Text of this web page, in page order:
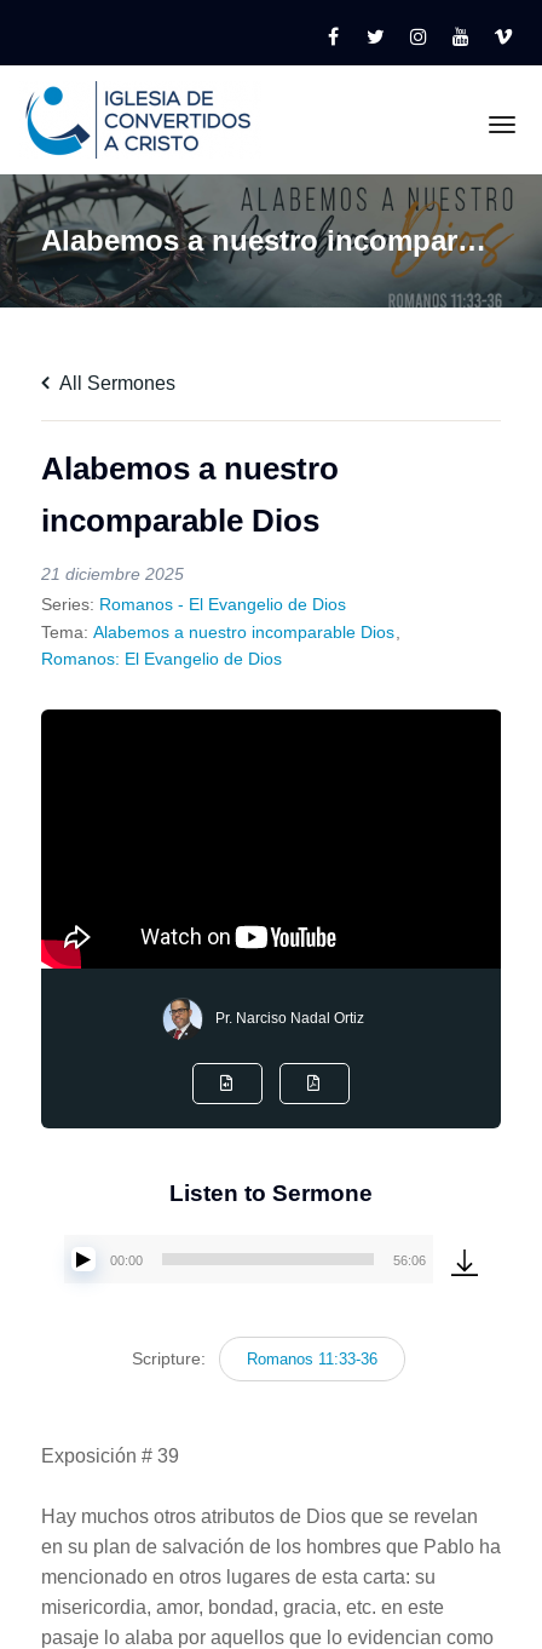
Alabemos a nuestro incomparable Dios
All Sermones
Alabemos a nuestro
incomparable Dios
21 diciembre 2025
Series: Romanos - El Evangelio de Dios
Tema: Alabemos a nuestro incomparable Dios
Romanos: El Evangelio de Dios
Pr. Narciso Nadal Ortiz
Listen to Sermone
Reproductor
audio
00:00 56:06
Scripture: Romanos 11:33-36
Exposición # 39
Hay muchos otros atributos de Dios que se revelan
en su plan de salvación de los hombres que Pablo ha
mencionado en otros lugares de esta carta: su
misericordia, amor, bondad, gracia, etc. en este
pasaje lo alaba por aquellos que lo evidencian como